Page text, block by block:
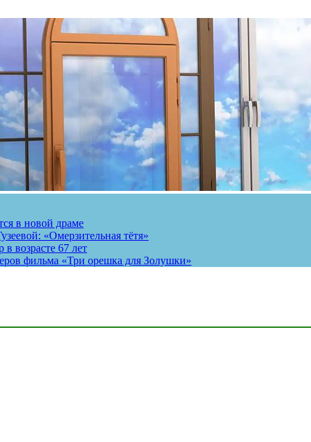
в новой драме
«Омерзительная тётя»
возрасте 67 лет
фильма «Три орешка для Золушки»